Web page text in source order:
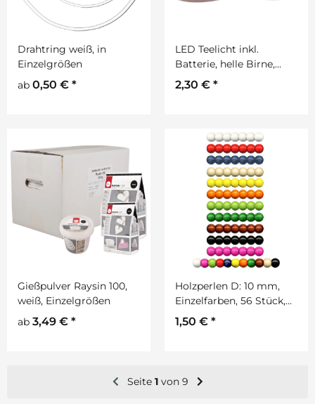
Drahtring weiß, in
Einzelgrößen
ab 0,50 € *
LED Teelicht inkl.
Batterie, helle Birne,
ohne Flackern, 2 Stück
2,30 € *
Gießpulver Raysin 100,
weiß, Einzelgrößen
ab 3,49 € *
Holzperlen D: 10 mm,
Einzelfarben, 56 Stück,
mit Lochbohrung
1,50 € *
Seite 1von 9